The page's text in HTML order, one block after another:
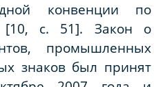
конвенции по
[10, с. 51]. Закон о
промышленных
знаков был принят